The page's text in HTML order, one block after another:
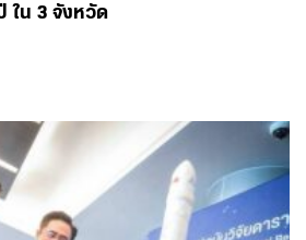
ใน 3 จังหวัด